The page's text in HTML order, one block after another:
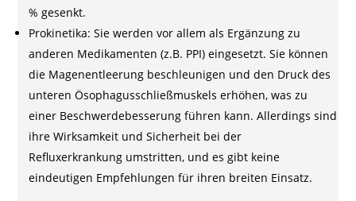
% gesenkt.
Prokinetika: Sie werden vor allem als Ergänzung zu
anderen Medikamenten (z.B. PPI) eingesetzt. Sie können
die Magenentleerung beschleunigen und den Druck des
unteren Ösophagusschließmuskels erhöhen, was zu
einer Beschwerdebesserung führen kann. Allerdings sind
ihre Wirksamkeit und Sicherheit bei der
Refluxerkrankung umstritten, und es gibt keine
eindeutigen Empfehlungen für ihren breiten Einsatz.